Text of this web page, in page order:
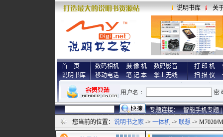
说明书库 关
首 页
说明书库
数码相机 摄 像 机
数码影音
移动电话
笔 记 本 掌上无线
打 印 机
扫 描 仪
专题连接： 智能手机专题 |
您当前的位置： 说明书之家 -> 一体机 -> 联想 -> M7020/